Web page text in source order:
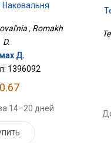
Наковальня
, Romakh
D.
Д.
1396092
14–20 дней